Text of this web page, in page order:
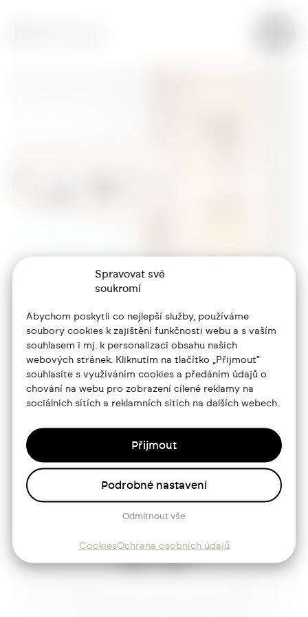
Spravovat své
soukromí
Abychom poskytli co nejlepší služby, používáme
soubory cookies k zajištění funkčnosti webu a s vaším
souhlasem i mj. k personalizaci obsahu našich
webových stránek. Kliknutím na tlačítko „Přijmout“
souhlasíte s využíváním cookies a předáním údajů o
chování na webu pro zobrazení cílené reklamy na
sociálních sítích a reklamních sítích na dalších webech.
Přijmout
Odmítnout vše
Podrobné nastavení
CookiesOchrana osobních údajů
Portfolio
O mně
Služby
Blog
Kontakt
jtdesign@joseftrakal.cz
Sledujte mě